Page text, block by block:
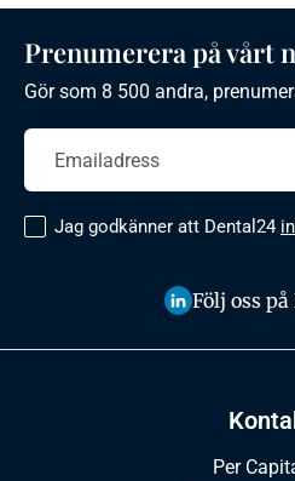
Per
Prenumerera på vårt
Gör som 8 500 andra,
Jag godkänner att Dental24
Följ oss